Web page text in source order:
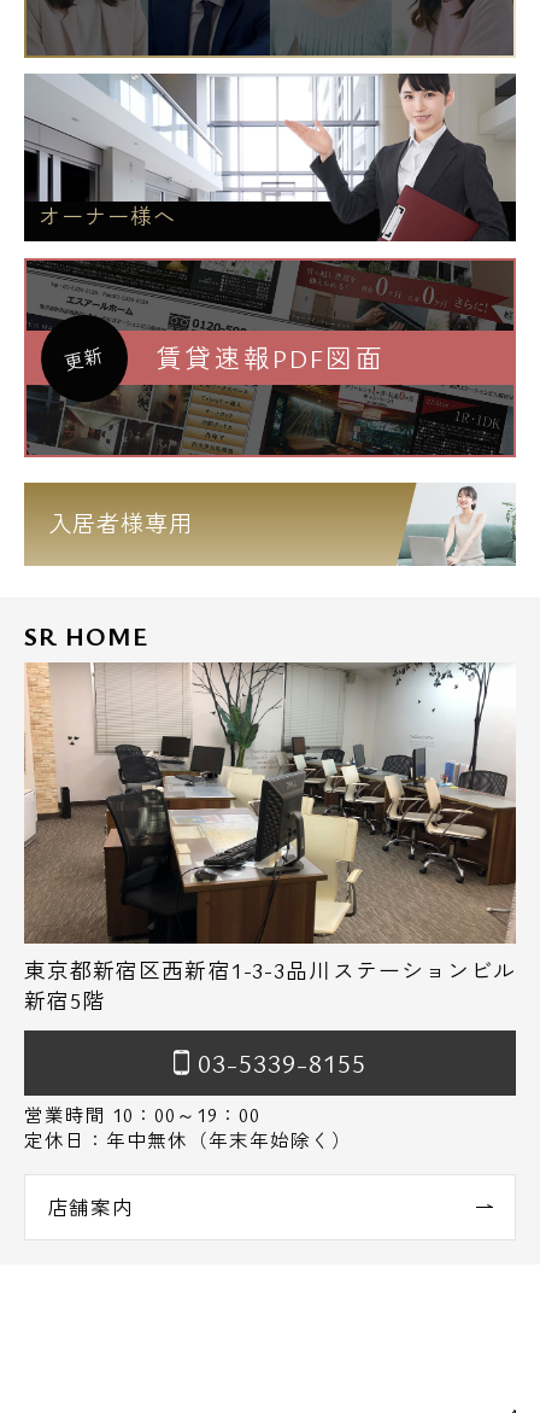
オーナー様へ
更新 賃貸速報PDF図面
入居者様専用
SR HOME
東京都新宿区西新宿1-3-3品川ステーションビル
新宿5階
03-5339-8155
営業時間 10：00～19：00
定休日：年中無休（年末年始除く）
店舗案内